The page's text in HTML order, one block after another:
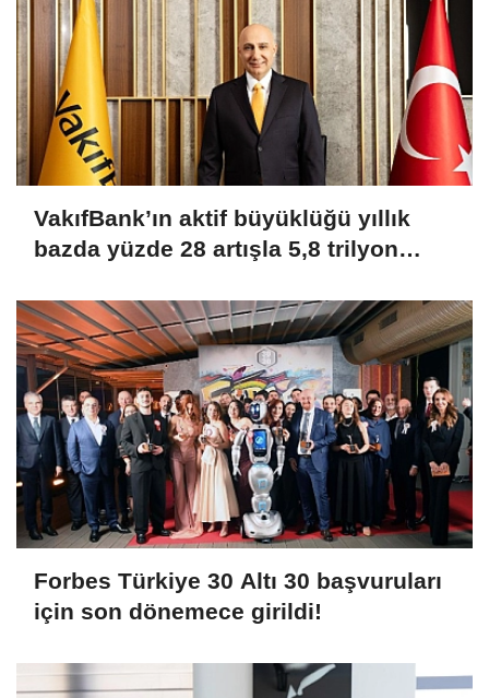
VakıfBank’ın aktif büyüklüğü yıllık
bazda yüzde 28 artışla 5,8 trilyon
Forbes Türkiye 30 Altı 30 başvuruları
için son dönemece girildi!